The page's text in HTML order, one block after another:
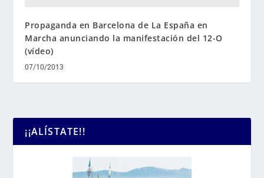
Propaganda en Barcelona de La España en
Marcha anunciando la manifestación del 12-O
(vídeo)
07/10/2013
¡¡ALÍSTATE!!